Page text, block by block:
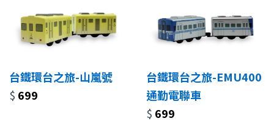
台鐵環台之旅-山嵐號
$ 699
台鐵環台之旅-EMU400
通勤電聯車
$ 699